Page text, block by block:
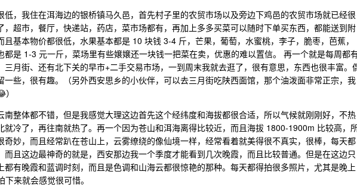
，我住在洱海边的银桥镇马久邑，首先村子里的农贸市场以及旁边下鸡邑的农贸市场就已经很
，超市，餐厅，快递站，药店，菜市场都有，再加上多多买菜可以随时下单买东西，都能送到附
基本物价都很低，水果基本都是 10 块钱 3-4 斤，芒果，葡萄，水蜜桃，李子，脆枣，芭蕉，
都是 1-3 元一斤，菜场里有些嬢嬢还一块钱一把菜在卖，优惠的难以置信。 再一个就是每周都
三月街、还有北下关的早市+二手交易市场，一到周末我就去逛了，很有意思，东西也很丰富。
一些，很有趣。（另外西安思乡的小伙伴，可以去三月街吃陕西面馆，那个油泼面非常正宗，我
整体都不错，但是我感觉大理这边首先这个经纬度和海拔都很合适，所以气候就刚刚好，不热
就冷了，再往南就热了。再一个因为苍山和洱海离得比较近，而且海拔 1800-1900m 比较高，
奇妙，而且经常趴在苍山上，云雾缭绕的像仙境一样，经常看着就美得很不真实，很棒，每天都
而且这边最神奇的就是，西安那边我一个季度才能看到几次晚霞，而且比较普通。但是在这边只
都有晚霞和蓝调时刻，而且是色调和山海云都很惊艳的那种。每天都得拍很多照片，尤其是晚上
来就会感觉很可惜。